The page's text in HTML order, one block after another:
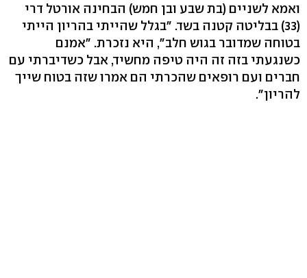
ואמא לשניים (בת שבע ובן חמש) הבחינה אורטל דרי
(33) בבליטה קטנה בשד. "בגלל שהייתי בהריון הייתי
בטוחה שמדובר בגוש חלב", היא נזכרת. "אמנם
כשנגעתי בזה זה היה טיפה מחשיד, אבל כשדיברתי עם
חברים ועם רופאים שהכרתי הם אמרו שזה בטוח שייך
להריון".